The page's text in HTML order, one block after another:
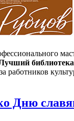
работников
Дню